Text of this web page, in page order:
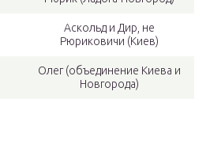
Аскольд и Дир, не
Рюриковичи (Киев)
Олег (объединение Киева и
Новгорода)